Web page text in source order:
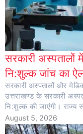
सरकारी
नि:शुल्क जांच का
सरकारी अस्पतालों और
उत्तराखण्ड के सरकारी
नि:शुल्क की जाएंगी। राज्य
August 5, 2026